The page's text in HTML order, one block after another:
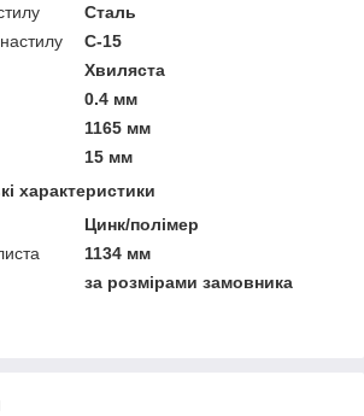
Сталь
С-15
Хвиляста
0.4 мм
1165 мм
15 мм
характеристики
Цинк/полімер
1134 мм
за розмірами замовника